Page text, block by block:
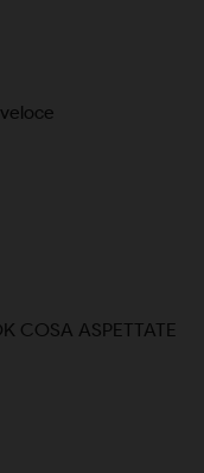
COSA ASPETTATE